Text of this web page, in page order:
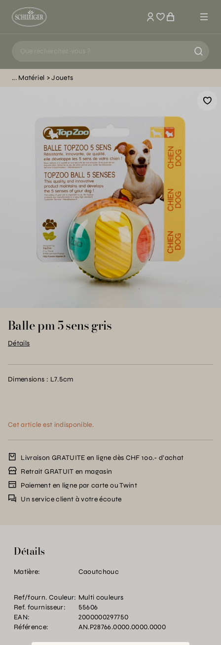
Mon compte
Matériel Jouets
Balle pm 5 sens gris
Détails
Dimensions : L7.5cm
Cet article est indisponible.
Livraison GRATUITE en ligne dès CHF 100.- d’achat
Retrait GRATUIT en magasin
Paiement en ligne par carte ou Twint
Un service client à votre écoute
Détails
Matière: Caoutchouc
Ref/fourn. Couleur: Multi couleurs
Ref. fournisseur:
55606
EAN:
2000000297750
Référence:
AN.P28766.0000.0000.0000